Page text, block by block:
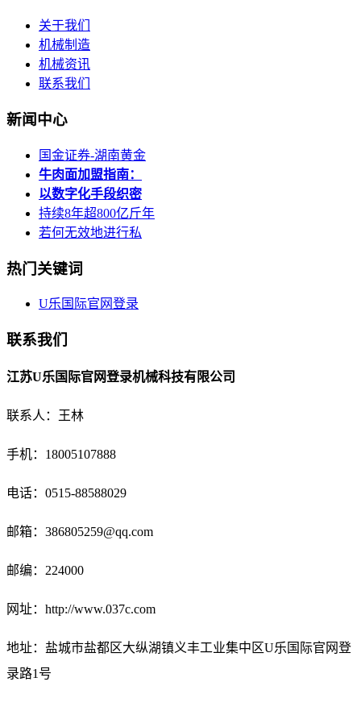
关于我们
机械制造
机械资讯
联系我们
新闻中心
国金证券-湖南黄金
牛肉面加盟指南：
以数字化手段织密
持续8年超800亿斤年
若何无效地进行私
热门关键词
U乐国际官网登录
联系我们
江苏U乐国际官网登录机械科技有限公司
联系人：王林
手机：18005107888
电话： 0515-88588029
邮箱： 386805259@qq.com
邮编：224000
网址：http://www.037c.com
地址：盐城市盐都区大纵湖镇义丰工业集中区U乐国际官网登
录路1号